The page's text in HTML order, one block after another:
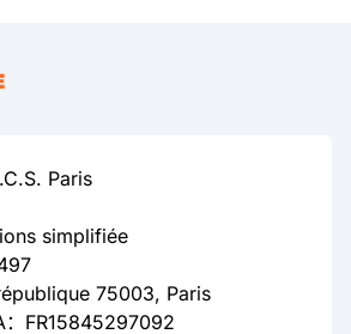
Paris
simplifiée
75003, Paris
FR15845297092